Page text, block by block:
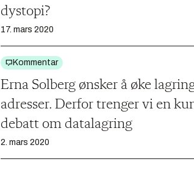
dystopi?
17. mars 2020
Kommentar
Erna Solberg ønsker å øke
adresser. Derfor trenger vi en
debatt om datalagring
2. mars 2020